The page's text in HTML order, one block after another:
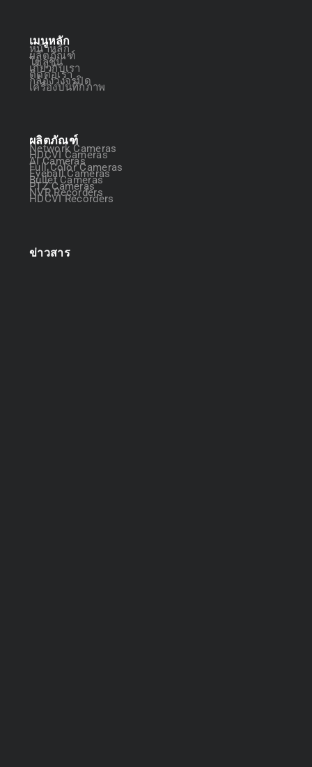
เมนูหลัก
หน้าหลัก
ผลิตภัณฑ์
โซลูชัน
เกี่ยวกับเรา
ติดต่อเรา
กล้องวงจรปิด
เครื่องบันทึกภาพ
ผลิตภัณฑ์
Network Cameras
HDCVI Cameras
AI Cameras
Full Color Cameras
Eyeball Cameras
Bullet Cameras
PTZ Cameras
NVR Recorders
HDCVI Recorders
ข่าวสาร